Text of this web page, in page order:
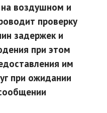
воздушном и
проверку
задержек и
при этом
им
при ожидании